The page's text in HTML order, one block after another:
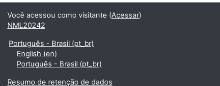
Você acessou como visitante (Acessar)
NML20242
Português - Brasil ‎(pt_br)‎
English ‎(en)‎
Português - Brasil ‎(pt_br)‎
Resumo de retenção de dados